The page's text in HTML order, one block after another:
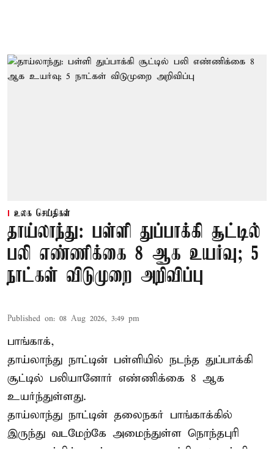
உலக செய்திகள்
தாய்லாந்து: பள்ளி துப்பாக்கி சூட்டில்
பலி எண்ணிக்கை 8 ஆக உயர்வு; 5
நாட்கள் விடுமுறை அறிவிப்பு
Published on: 08 Aug 2026, 3:49 pm
பாங்காக்,
தாய்லாந்து நாட்டின் பள்ளியில் நடந்த துப்பாக்கி
சூட்டில் பலியானோர் எண்ணிக்கை 8 ஆக
உயர்ந்துள்ளது.
தாய்லாந்து நாட்டின் தலைநகர் பாங்காக்கில்
இருந்து வடமேற்கே அமைந்துள்ள நொந்தபுரி